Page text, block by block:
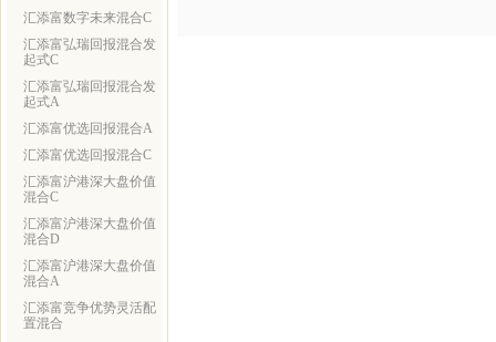
汇添富数字未来混合C
汇添富弘瑞回报混合发
起式C
汇添富弘瑞回报混合发
起式A
汇添富优选回报混合A
汇添富优选回报混合C
汇添富沪港深大盘价值
混合C
汇添富沪港深大盘价值
混合D
汇添富沪港深大盘价值
混合A
汇添富竞争优势灵活配
置混合